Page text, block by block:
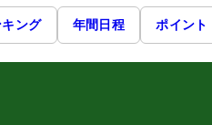
ング 年間日程 ポイント